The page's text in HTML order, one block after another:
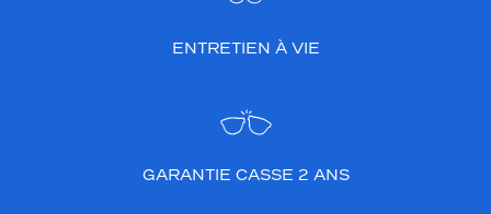
ENTRETIEN À VIE
GARANTIE CASSE 2 ANS